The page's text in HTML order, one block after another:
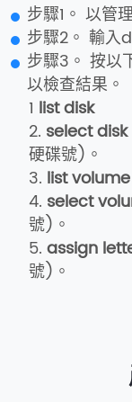
步驟1。 以管
步驟2。 輸入
步驟3。 按以
以檢查結果。
1 list disk
2. select
硬碟號)。
3. list volume
4. select
號)。
5. assign
號)。